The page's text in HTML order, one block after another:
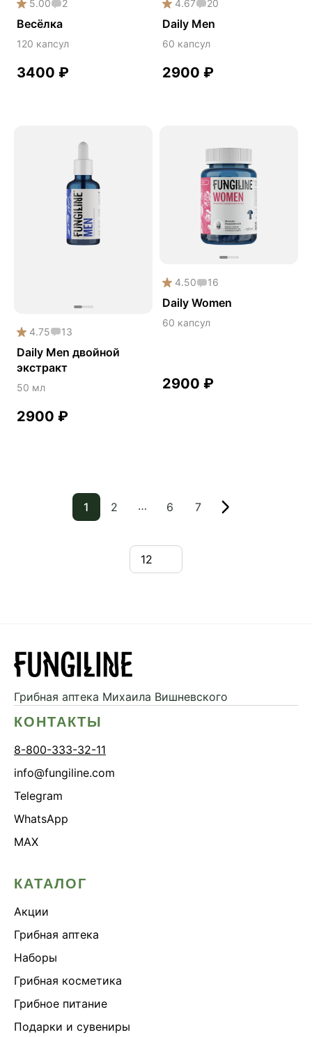
Снижение холестерина
Спокойствие и сон
Энергия и выносливость
5.00 2
Весёлка
120 капсул
3400 ₽
4.67 20
Daily Men
60 капсул
2900 ₽
4.75 13
Daily Men двойной
экстракт
50 мл
2900 ₽
4.50 16
Daily Women
60 капсул
2900 ₽
1 2 … 6 7
Грибная аптека Михаила Вишневского
КОНТАКТЫ
8-800-333-32-11
info@fungiline.com
Telegram
WhatsApp
MAX
КАТАЛОГ
Акции
Грибная аптека
Наборы
Грибная косметика
Грибное питание
Подарки и сувениры